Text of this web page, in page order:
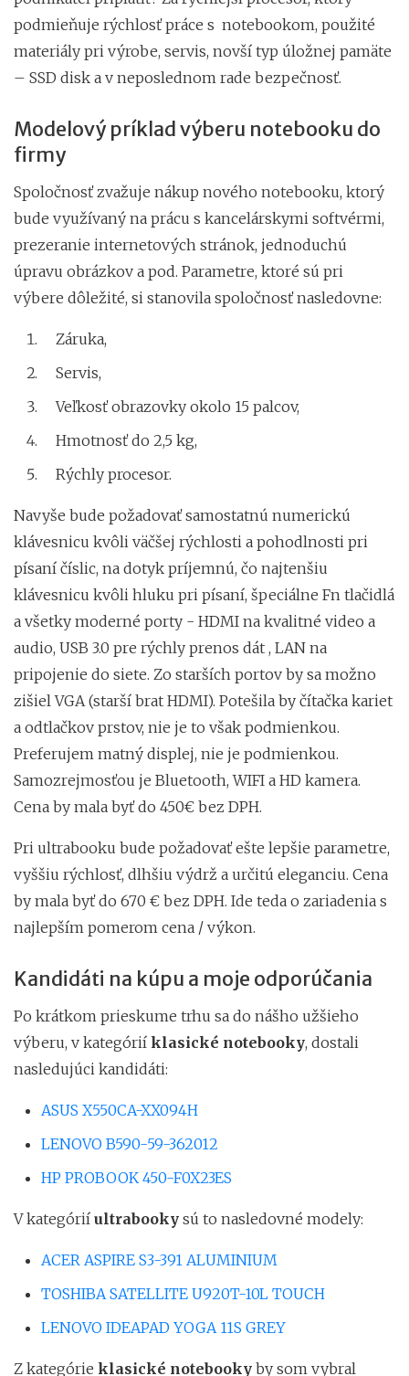
podmieňuje rýchlosť práce s notebookom, použité
materiály pri výrobe, servis, novší typ úložnej pamäte
– SSD disk a v neposlednom rade bezpečnosť.
Modelový príklad výberu notebooku do
firmy
Spoločnosť zvažuje nákup nového notebooku, ktorý
bude využívaný na prácu s kancelárskymi softvérmi,
prezeranie internetových stránok, jednoduchú
úpravu obrázkov a pod. Parametre, ktoré sú pri
výbere dôležité, si stanovila spoločnosť nasledovne:
Záruka,
Servis,
Veľkosť obrazovky okolo 15 palcov,
Hmotnosť do 2,5 kg,
Rýchly procesor.
Navyše bude požadovať samostatnú numerickú
klávesnicu kvôli väčšej rýchlosti a pohodlnosti pri
písaní číslic, na dotyk príjemnú, čo najtenšiu
klávesnicu kvôli hluku pri písaní, špeciálne Fn tlačidlá
a všetky moderné porty - HDMI na kvalitné video a
audio, USB 3.0 pre rýchly prenos dát , LAN na
pripojenie do siete. Zo starších portov by sa možno
zišiel VGA (starší brat HDMI). Potešila by čítačka kariet
a odtlačkov prstov, nie je to však podmienkou.
Preferujem matný displej, nie je podmienkou.
Samozrejmosťou je Bluetooth, WIFI a HD kamera.
Cena by mala byť do 450€ bez DPH.
Pri ultrabooku bude požadovať ešte lepšie parametre,
vyššiu rýchlosť, dlhšiu výdrž a určitú eleganciu. Cena
by mala byť do 670 € bez DPH. Ide teda o zariadenia s
najlepším pomerom cena / výkon.
Kandidáti na kúpu a moje odporúčania
Po krátkom prieskume trhu sa do nášho užšieho
výberu, v kategórií klasické notebooky, dostali
nasledujúci kandidáti:
ASUS X550CA-XX094H
LENOVO B590-59-362012
HP PROBOOK 450-F0X23ES
V kategórií ultrabooky sú to nasledovné modely:
ACER ASPIRE S3-391 ALUMINIUM
TOSHIBA SATELLITE U920T-10L TOUCH
LENOVO IDEAPAD YOGA 11S GREY
Z kategórie klasické notebooky by som vybral